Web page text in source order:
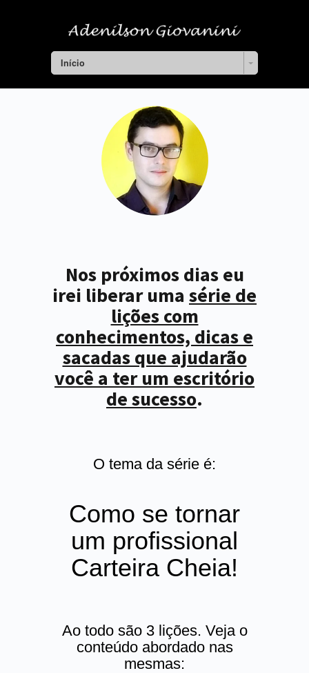
Início
Nos próximos dias eu
irei liberar uma série de
lições com
conhecimentos, dicas e
sacadas que ajudarão
você a ter um escritório
de sucesso.
O tema da série é:
Como se tornar
um profissional
Carteira Cheia!
Ao todo são 3 lições. Veja o
conteúdo abordado nas
mesmas: